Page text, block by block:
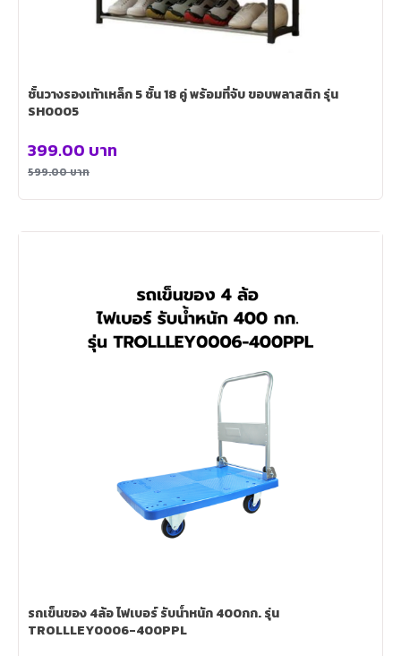
ชั้นวางรองเท้าเหล็ก 5 ชั้น 18 คู่ พร้อมที่จับ ขอบพลาสติก รุ่น
SH0005
599.00บาท
399.00 บาท
รถเข็นของ 4ล้อ ไฟเบอร์ รับน้ำหนัก 400กก. รุ่น
TROLLLEY0006-400PPL